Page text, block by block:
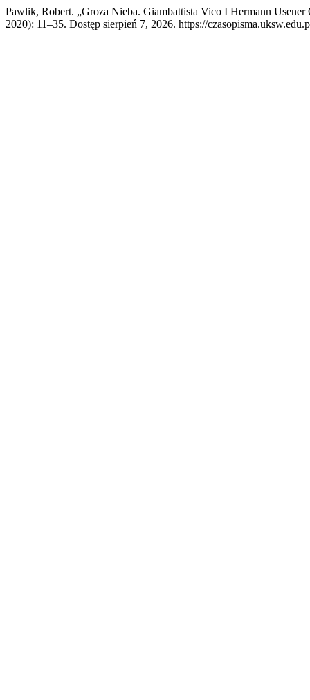
Pawlik, Robert. „Groza Nieba. Giambattista Vico I Hermann
2020): 11–35. Dostęp sierpień 7, 2026. https://